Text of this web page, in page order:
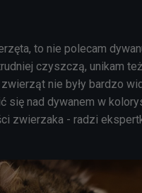
to nie polecam
czyszczą, unikam
nie były bardzo
się nad dywanem w
zwierzaka - radzi